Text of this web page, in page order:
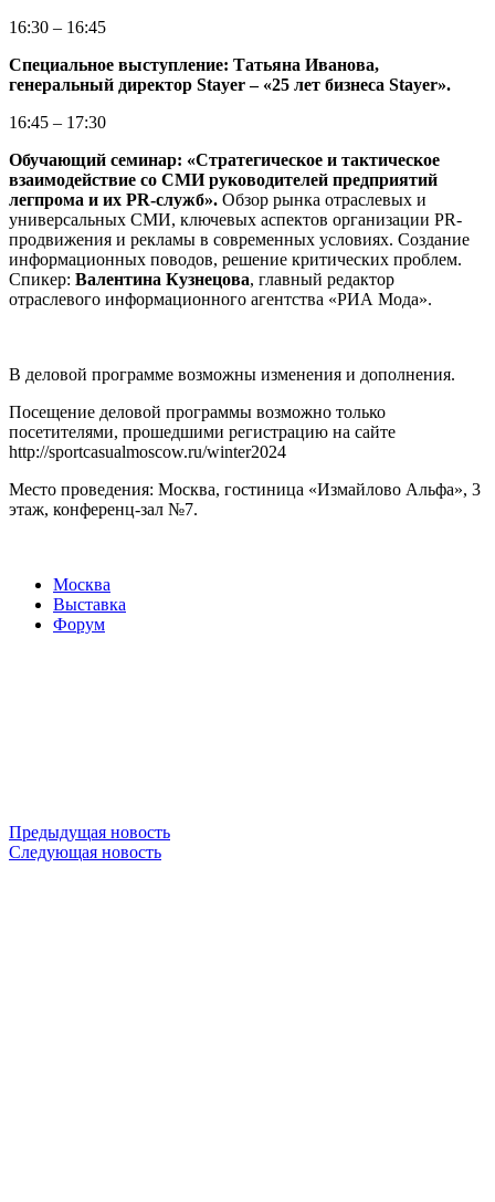
16:30 – 16:45
Специальное выступление: Татьяна Иванова,
генеральный директор Stayer – «25 лет бизнеса Stayer».
16:45 – 17:30
Обучающий семинар: «Стратегическое и тактическое
взаимодействие со СМИ руководителей предприятий
легпрома и их PR-служб». Обзор рынка отраслевых и
универсальных СМИ, ключевых аспектов организации PR-
продвижения и рекламы в современных условиях. Создание
информационных поводов, решение критических проблем.
Спикер: Валентина Кузнецова, главный редактор
отраслевого информационного агентства «РИА Мода».
В деловой программе возможны изменения и дополнения.
Посещение деловой программы возможно только
посетителями, прошедшими регистрацию на сайте
http://sportcasualmoscow.ru/winter2024
Место проведения: Москва, гостиница «Измайлово Альфа», 3
этаж, конференц-зал №7.
Москва
Выставка
Форум
Предыдущая новость
Следующая новость